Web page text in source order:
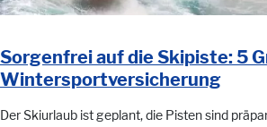
Sorgenfrei auf die Skipiste: 5
Wintersportversicherung
Der Skiurlaub ist geplant, die Pisten sind